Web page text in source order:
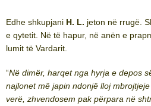
Edhe shkupjani H. L. jeton në rrugë.
e qytetit. Në të hapur, në anën e
lumit të Vardarit.
“Në dimër, harqet nga hyrja e depos
najlonet më japin ndonjë lloj
verë, zhvendosem pak përpara në